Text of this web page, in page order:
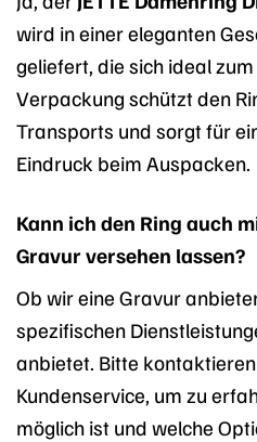
wird in einer eleganten
geliefert, die sich ideal
Verpackung schützt den
Transports und sorgt für
Eindruck beim Auspacken.
Kann ich den Ring auch
Gravur versehen lassen?
Ob wir eine Gravur
spezifischen
anbietet. Bitte
Kundenservice, um zu
möglich ist und welche